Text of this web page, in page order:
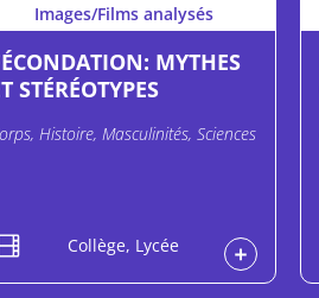
Images/Films analysés
MYTHES
STÉRÉOTYPES
Histoire, Masculinités, Sciences
Collège, Lycée